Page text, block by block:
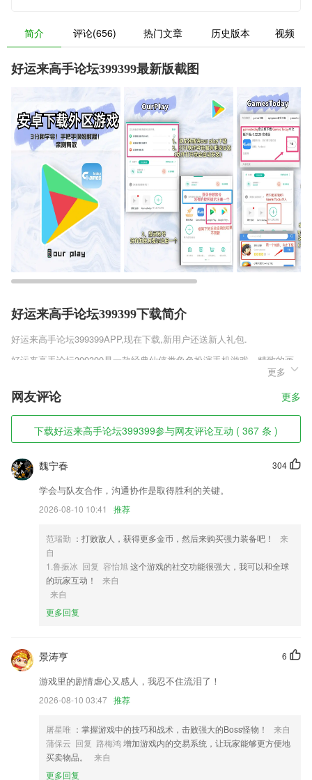
简介 评论(656) 热门文章 历史版本 视频
好运来高手论坛399399最新版截图
好运来高手论坛399399下载简介
好运来高手论坛399399APP,现在下载,新用户还送新人礼包.
好运来高手论坛399399是一款经典仙侠类角色扮演手机游戏，精致的画
面场景，引人入胜的情节内容，玩家可以在这个唯美九州世界中人任性进
行冒险，玩家可以御剑进行游历仙侠六界，热血战斗仙界中的众多敌人，
运用奥义的仙术激情的打败全部敌人，让自己可以成为仙界中的王者人
物，精彩趣味的战斗玩法，超强的打击特效，绚丽的光影效果，让玩家拥
有极佳的修仙体验感。
1,专用不分频子机，一个通用市面上常用频率，减少不必要的备货库存。
2,用户可以在后面对司机的服务去进行打分的，还支持文字评价；
3,课程的更新速度快，支持各种不同类型的教学模式，安全可靠的学习平
4,实时公交：全面了解公交车实时位置信息，让您合理规划行程。
5,用车申请，在线即可快速申请用车，一键即可提交；
6,提供火车票、航班查询、快递查询等便民常用服务，一触即达
好运来高手论坛399399软件优势
2.用朴实的语言和最经典的管理理论编写课件.
3.组织管理员加入新建项目,项目内容编辑,撤销。
4.可逐句朗读，可跟随模仿，系统自动回放朗读录音帮您纠正发音。
5.★课前课中课后，预习复习练习，养成学习好习惯
6.·AI互动教学 科学更高效
好运来高手论坛399399更新了什么?
更多
网友评论 更多
下载好运来高手论坛399399参与网友评论互动 ( 367 条 )
304
魏宁春
学会与队友合作，沟通协作是取得胜利的关键。
2026-08-10 10:41 推荐
范瑞勤 ：打败敌人，获得更多金币，然后来购买强力装备吧！
来
自
1.鲁振冰 回复 容怡旭这个游戏的社交功能很强大，我可以和全球
的玩家互动！
来自
来自
更多回复
6
景涛亨
游戏里的剧情虐心又感人，我忍不住流泪了！
2026-08-10 03:47 推荐
屠星唯 ：掌握游戏中的技巧和战术，击败强大的Boss怪物！
来自
蒲保云 回复 路梅鸿增加游戏内的交易系统，让玩家能够更方便地
买卖物品。
来自
更多回复